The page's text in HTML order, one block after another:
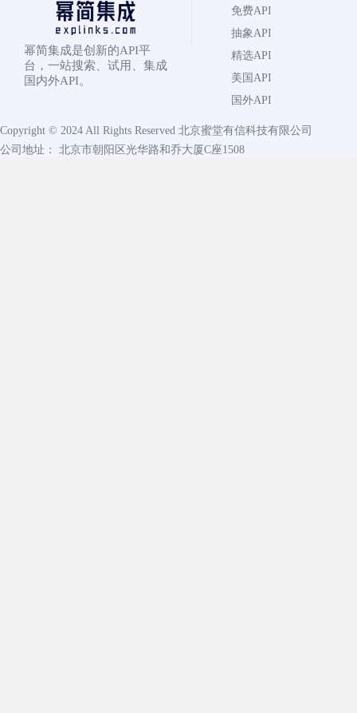
幂简集成是创新的API平
台，一站搜索、试用、集成
国内外API。
免费API
抽象API
精选API
美国API
国外API
Copyright © 2024 All Rights Reserved 北京蜜堂有信科技有限公司
公司地址： 北京市朝阳区光华路和乔大厦C座1508